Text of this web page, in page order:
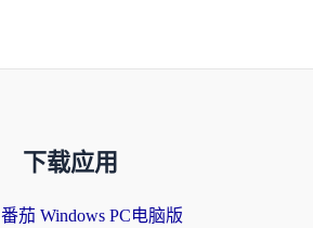
下载应用
番茄 Windows PC电脑版